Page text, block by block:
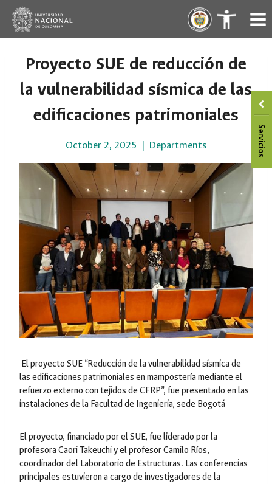
content
. .
Proyecto SUE de reducción de
la vulnerabilidad sísmica de las
edificaciones patrimoniales
October 2, 2025 Departments
El proyecto SUE “Reducción de la vulnerabilidad sísmica de
las edificaciones patrimoniales en mampostería mediante el
refuerzo externo con tejidos de CFRP”, fue presentado en las
instalaciones de la Facultad de Ingenieria, sede Bogotá
El proyecto, financiado por el SUE, fue liderado por la
profesora Caori Takeuchi y el profesor Camilo Ríos,
coordinador del Laboratorio de Estructuras. Las conferencias
principales estuvieron a cargo de investigadores de la